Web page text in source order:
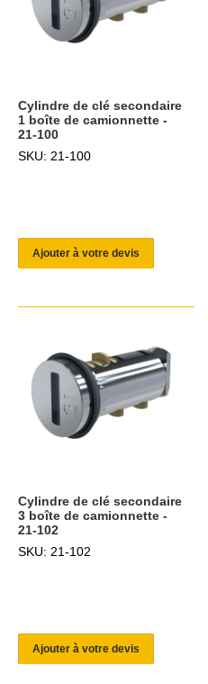
Cylindre de clé secondaire
1 boîte de camionnette -
21-100
SKU: 21-100
Ajouter à votre devis
Cylindre de clé secondaire
3 boîte de camionnette -
21-102
SKU: 21-102
Ajouter à votre devis